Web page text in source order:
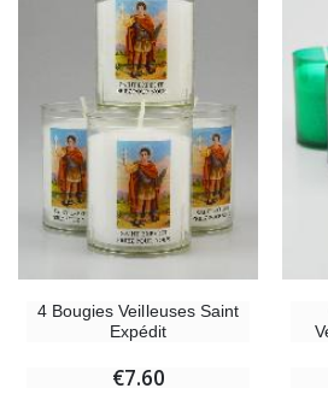
4 Bougies Veilleuses Saint
Expédit
€7.60